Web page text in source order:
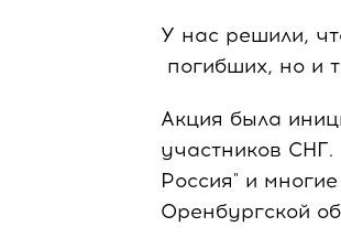
У нас решили,
погибших, но и
Акция была
участников
Россия" и
Оренбургской